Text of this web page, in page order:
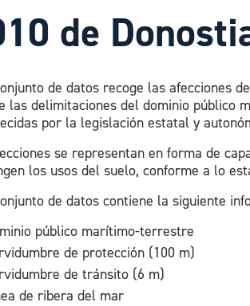
de
de datos recoge las afecciones
las delimitaciones del dominio público
por la legislación estatal y
se representan en forma de
los usos del suelo, conforme a lo
de datos contiene la siguiente
público marítimo-terrestre
de protección (100 m)
de tránsito (6 m)
de ribera del mar